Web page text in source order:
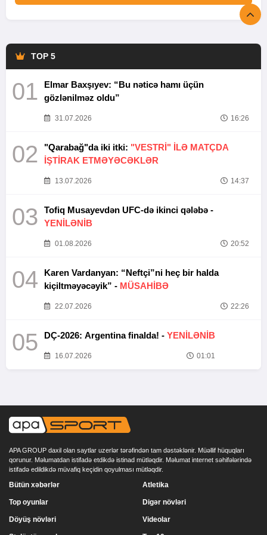
TOP 5
01
Elmar Baxşıyev: “Bu nəticə hamı üçün
gözlənilməz oldu”
31.07.2026 16:26
02 "Qarabağ"da iki itki: "VESTRİ" İLƏ MATÇDA
İŞTİRAK ETMƏYƏCƏKLƏR
13.07.2026 14:37
03
Tofiq Musayevdən UFC-də ikinci qələbə -
YENİLƏNİB
01.08.2026 20:52
04
Karen Vardanyan: “Neftçi”ni heç bir halda
kiçiltməyəcəyik” - MÜSAHİBƏ
22.07.2026 22:26
05 DÇ-2026: Argentina finalda! - YENİLƏNİB
16.07.2026 01:01
APA GROUP daxil olan saytlar uzerlər tərəfindən tam dəstəklənir. Müəllif hüquqları
qorunur. Məlumatdan istifadə etdikdə istinad mütləqdir. Məlumat internet səhifələrində
istifadə edildikdə müvafiq keçidin qoyulması mütləqdir.
Bütün xəbərlər
Top oyunlar
Döyüş növləri
Atletika
Digər növləri
Videolar